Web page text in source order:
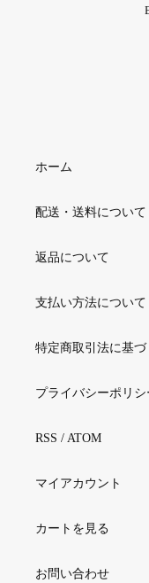
ホーム
配送・送料について
返品について
支払い方法について
特定商取引法に基
プライバシーポリシ
RSS / ATOM
マイアカウント
カートを見る
お問い合わせ